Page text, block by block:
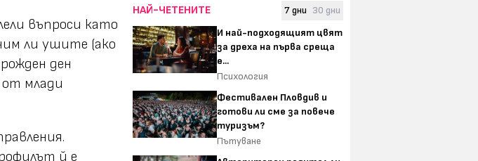
въпроси като
ли ушите (ако
ден
от млади
й е
НАЙ-ЧЕТЕНИТЕ 7 дни 30 дни
И най-подходящият цвят
за дреха на първа среща
е...
Психология
Фестивален Пловдив и
готови ли сме за повече
туризъм?
Пътуване